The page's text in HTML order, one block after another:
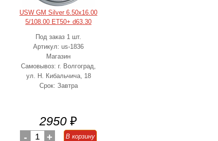
USW GM Silver 6.50x16.00
5/108.00 ET50+ d63.30
Под заказ 1 шт.
Артикул: us-1836
Магазин
Самовывоз: г. Волгоград,
ул. Н. Кибальчича, 18
Срок: Завтра
2950 ₽
- 1 + В корзину